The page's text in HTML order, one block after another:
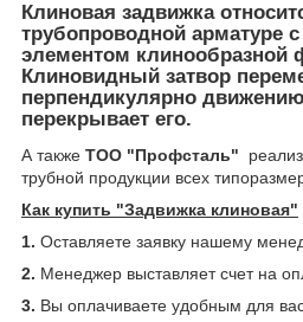
Клиновая задвижка
трубопроводной арматуре
элементом
Клиновидный затвор
перпендикулярно
перекрывает его.
А также ТОО "Профсталь"
трубной продукции всех
Как купить "Задвижка клиновая"
1. Оставляете заявку нашему
2. Менеджер выставляет счет на
3. Вы оплачиваете удобным для